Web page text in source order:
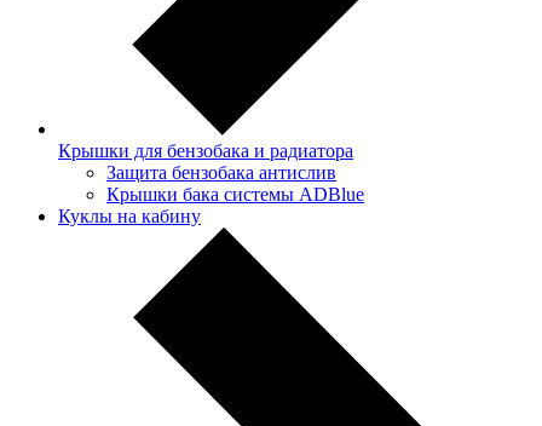
Крышки для бензобака и радиатора
Защита бензобака антислив
Крышки бака системы ADBlue
Куклы на кабину